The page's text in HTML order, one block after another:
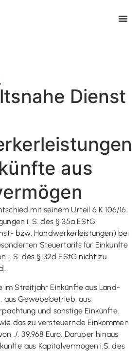
Dienst
aus
mit seinem Urteil 6 K 106/16,
i. S. des § 35a EStG
bzw. Handwerkerleistungen) bei
Steuertarifs für Einkünfte
i. S. des § 32d EStG nicht zu
im Streitjahr Einkünfte aus Land-
aus Gewebebetrieb, aus
und sonstige Einkünfte.
das zu versteuernde Einkommen
./. 39.968 Euro. Darüber hinaus
aus Kapitalvermögen i.S. des